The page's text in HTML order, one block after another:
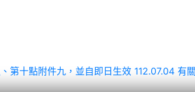
第十點附件九，並自即日生效 112.07.04 有